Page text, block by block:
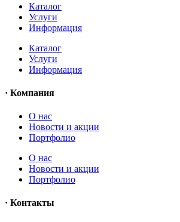
Каталог
Услуги
Информация
Каталог
Услуги
Информация
· Компания
O нас
Новости и акции
Портфолио
O нас
Новости и акции
Портфолио
· Контакты